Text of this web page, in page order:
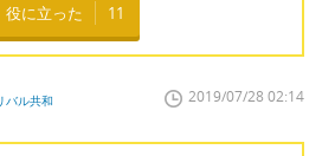
役に立った 11
バル共和
2019/07/28 02:14